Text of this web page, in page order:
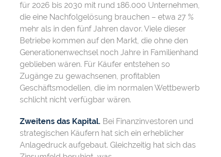
für 2026 bis 2030 mit rund 186.000 Unternehmen,
die eine Nachfolgelösung brauchen – etwa 27 %
mehr als in den fünf Jahren davor. Viele dieser
Betriebe kommen auf den Markt, die ohne den
Generationenwechsel noch Jahre in Familienhand
geblieben wären. Für Käufer entstehen so
Zugänge zu gewachsenen, profitablen
Geschäftsmodellen, die im normalen Wettbewerb
schlicht nicht verfügbar wären.
Zweitens das Kapital. Bei Finanzinvestoren und
strategischen Käufern hat sich ein erheblicher
Anlagedruck aufgebaut. Gleichzeitig hat sich das